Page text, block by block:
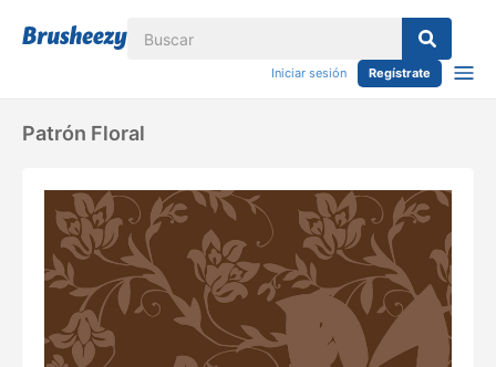
Iniciar sesión Regístrate
Patrón Floral